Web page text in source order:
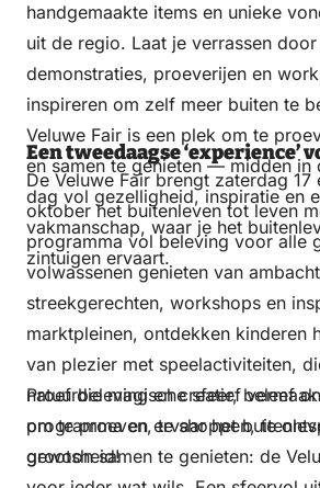
handgemaakte items en unieke
uit de regio. Laat je verrassen
demonstraties, proeverijen en
inspireren om zelf meer buiten te
Veluwe Fair is een plek om te
en samen te genieten — midden in
dag vol gezelligheid, inspiratie en
vakmanschap, waar je het
zintuigen ervaart.
Een tweedaagse ‘experience’
De Veluwe Fair brengt zaterdag 17
oktober het buitenleven tot leven
programma vol beleving voor alle
volwassenen genieten van
streekgerechten, workshops en
marktpleinen, ontdekken kinderen
van plezier met speelactiviteiten,
natuurbeleving en creatief
om te proeven, te shoppen, te
gewoon samen te genieten: de
Proef die magische sfeer, beleef
programma en ervaar het
grootsheid!